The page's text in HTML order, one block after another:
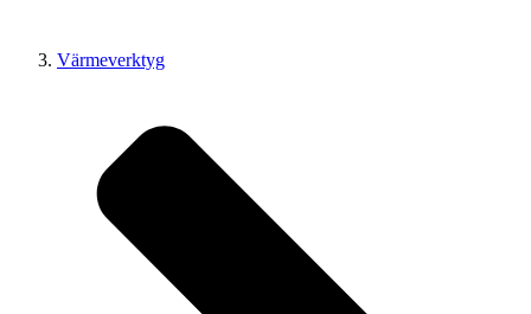
Värmeverktyg